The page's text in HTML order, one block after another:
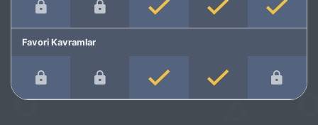
Favori Kavramlar